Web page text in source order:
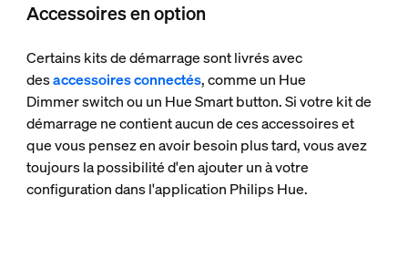
Accessoires en option
Certains kits de démarrage sont livrés avec
desaccessoires connectés, comme un Hue
Dimmer switch ou un Hue Smart button. Si votre kit de
démarrage ne contient aucun de ces accessoires et
que vous pensez en avoir besoin plus tard, vous avez
toujours la possibilité d'en ajouter un à votre
configuration dans l'application Philips Hue.